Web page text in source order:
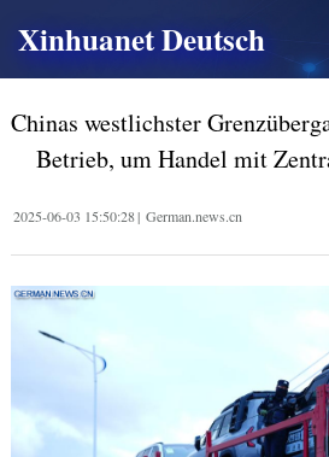
Xinhuanet Deutsch
Chinas westlichster
Betrieb, um Handel mit
2025-06-03 15:50:28| German.news.cn